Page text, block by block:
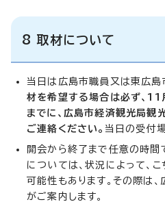
8 取材について
当日は広島市職員又は東広島
材を希望する場合は必ず、
までに、広島市経済観光局
ご連絡ください。 当日の受付
開会から終了まで任意の時間
については、状況によって、
可能性もあります。その際は
がご案内します。